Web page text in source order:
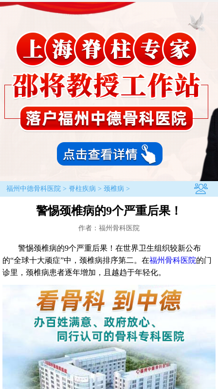
福州中德骨科医院> 脊柱疾病 > 颈椎病 >
警惕颈椎病的9个严重后果！
作者：福州骨科医院
警惕颈椎病的9个严重后果！在世界卫生组织较新公布
的“全球十大顽症”中，颈椎病排序第二。在福州骨科医院的门
诊里，颈椎病患者逐年增加，且越趋于年轻化。